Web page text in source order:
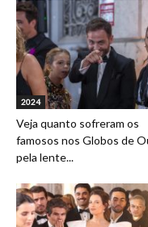
2024
Veja quanto sofreram os
famosos nos Globos de
pela lente...